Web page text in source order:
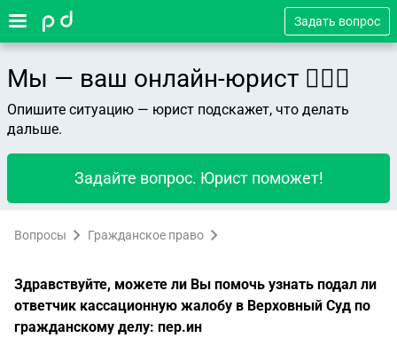
Задать вопрос
Мы — ваш онлайн-юрист 👨🏻‍⚖️
Опишите ситуацию — юрист подскажет, что делать
дальше.
Задайте вопрос. Юрист поможет!
Вопросы Гражданское право
Здравствуйте, можете ли Вы помочь узнать подал ли
ответчик кассационную жалобу в Верховный Суд по
гражданскому делу: пер.ин